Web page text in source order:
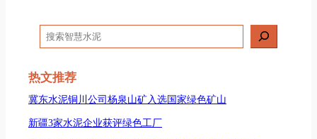
搜
索
热文推荐
冀东水泥铜川公司杨泉山矿入选国家绿色矿山
新疆3家水泥企业获评绿色工厂